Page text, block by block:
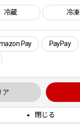
冷蔵 冷凍
Pay
PayPay
ア
閉じる